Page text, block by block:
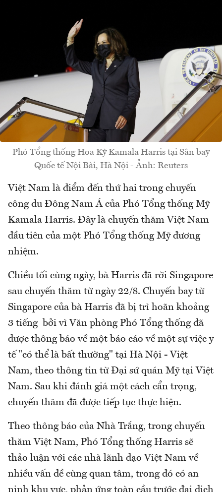
Phó Tổng thống Hoa Kỳ Kamala Harris tại Sân bay
Quốc tế Nội Bài, Hà Nội - Ảnh: Reuters
Việt Nam là điểm đến thứ hai trong chuyến
công du Đông Nam Á của Phó Tổng thống Mỹ
Kamala Harris. Đây là chuyến thăm Việt Nam
đầu tiên của một Phó Tổng thống Mỹ đương
nhiệm.
Chiều tối cùng ngày, bà Harris đã rời Singapore
sau chuyến thăm từ ngày 22/8. Chuyến bay từ
Singapore của bà Harris đã bị trì hoãn khoảng
3 tiếng bởi vì Văn phòng Phó Tổng thống đã
được thông báo về một báo cáo về một sự việc y
tế "có thể là bất thường" tại Hà Nội - Việt
Nam, theo thông tin từ Đại sứ quán Mỹ tại Việt
Nam. Sau khi đánh giá một cách cẩn trọng,
chuyến thăm đã được tiếp tục thực hiện.
Theo thông báo của Nhà Trắng, trong chuyến
thăm Việt Nam, Phó Tổng thống Harris sẽ
thảo luận với các nhà lãnh đạo Việt Nam về
nhiều vấn đề cùng quan tâm, trong đó có an